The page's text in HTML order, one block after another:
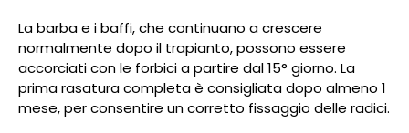
La barba e i baffi, che continuano a crescere
normalmente dopo il trapianto, possono essere
accorciati con le forbici a partire dal 15° giorno. La
prima rasatura completa è consigliata dopo almeno 1
mese, per consentire un corretto fissaggio delle radici.